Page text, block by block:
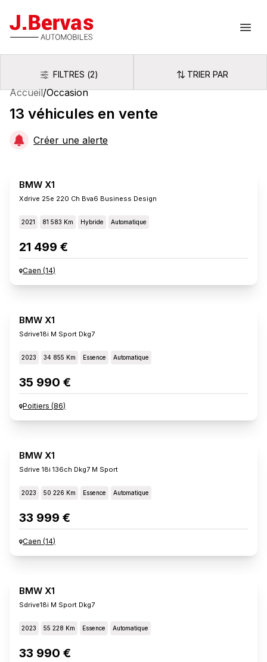
J.Bervas
FiltresFILTRES (2) Trier par
TRIER PAR
Accueil/Occasion
13 véhicules en vente
Créer une alerte
BMW X1
Xdrive 25e 220 Ch Bva6 Business Design
2021 81 583 Km Hybride Automatique
21 499 €
Caen (14)
BMW X1
Sdrive18i M Sport Dkg7
2023 34 855 Km Essence Automatique
35 990 €
Poitiers (86)
BMW X1
Sdrive 18i 136ch Dkg7 M Sport
2023 50 226 Km Essence Automatique
33 999 €
Caen (14)
BMW X1
Sdrive18i M Sport Dkg7
2023 55 228 Km Essence Automatique
33 990 €